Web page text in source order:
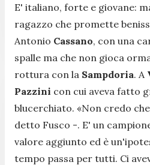
E' italiano, forte e giovane:
ragazzo che promette
Antonio Cassano, con una
spalle ma che non gioca
rottura con la Sampdoria. A
Pazzini con cui aveva fatto
blucerchiato. «Non credo
detto Fusco -. E' un
valore aggiunto ed è
tempo passa per tutti. Ci